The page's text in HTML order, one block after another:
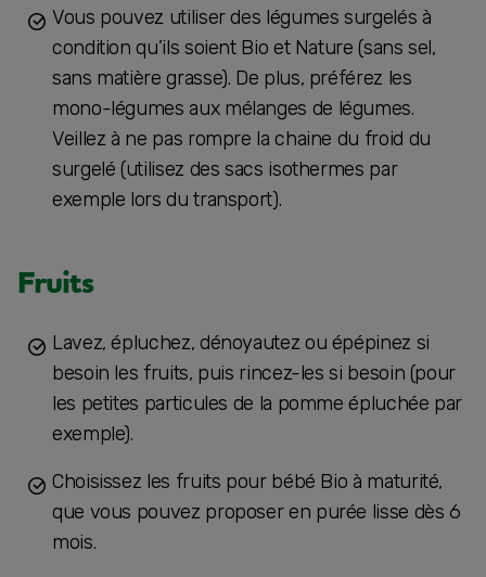
Vous pouvez utiliser des légumes surgelés à
condition qu’ils soient Bio et Nature (sans sel,
sans matière grasse). De plus, préférez les
mono-légumes aux mélanges de légumes.
Veillez à ne pas rompre la chaine du froid du
surgelé (utilisez des sacs isothermes par
exemple lors du transport).
Fruits
Lavez, épluchez, dénoyautez ou épépinez si
besoin les fruits, puis rincez-les si besoin (pour
les petites particules de la pomme épluchée par
exemple).
Choisissez les fruits pour bébé Bio à maturité,
que vous pouvez proposer en purée lisse dès 6
mois.